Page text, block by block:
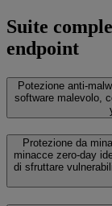
Suite
endpoint
Potezione anti-
software malevolo,
Protezione da
minacce zero-day
di sfruttare